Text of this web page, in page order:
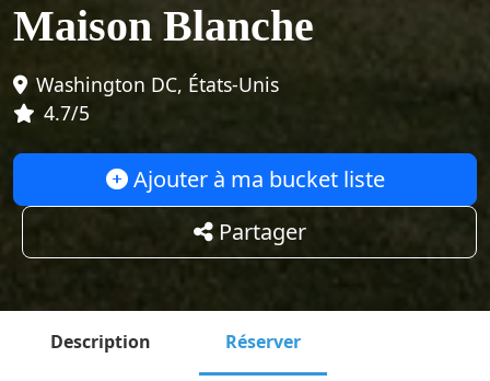
Maison Blanche
Washington DC, États-Unis
4.7/5
Ajouter à ma bucket liste
Partager
Description Réserver